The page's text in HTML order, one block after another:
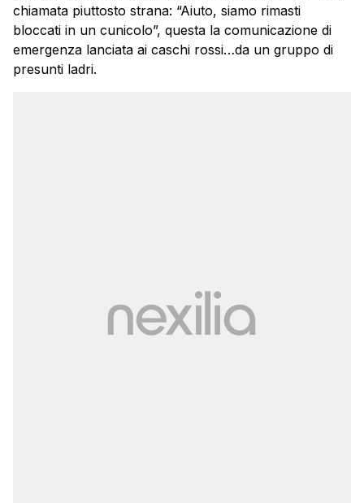
chiamata piuttosto strana: “Aiuto, siamo rimasti
bloccati in un cunicolo”, questa la comunicazione di
emergenza lanciata ai caschi rossi…da un gruppo di
presunti ladri.